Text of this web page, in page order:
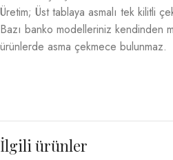
Üretim; Üst tablaya asmalı tek kilitli
Bazı banko modelleriniz kendinden
ürünlerde asma çekmece bulunmaz.
İlgili ürünler